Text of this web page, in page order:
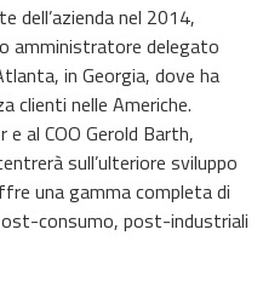
dell’azienda nel 2014,
amministratore delegato
in Georgia, dove ha
clienti nelle Americhe.
e al COO Gerold Barth,
sull’ulteriore sviluppo
una gamma completa di
consumo, post-industriali